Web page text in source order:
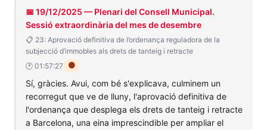
📅 19/12/2025 — Plenari del Consell Municipal.
Sessió extraordinària del mes de desembre
📋 23: Aprovació definitiva de l’ordenança reguladora de la
subjecció d’immobles als drets de tanteig i retracte
🕐 01:57:27
🟠
Sí, gràcies. Avui, com bé s'explicava, culminem un
recorregut que ve de lluny, l'aprovació definitiva de
l'ordenança que desplega els drets de tanteig i retracte
a Barcelona, una eina imprescindible per ampliar el